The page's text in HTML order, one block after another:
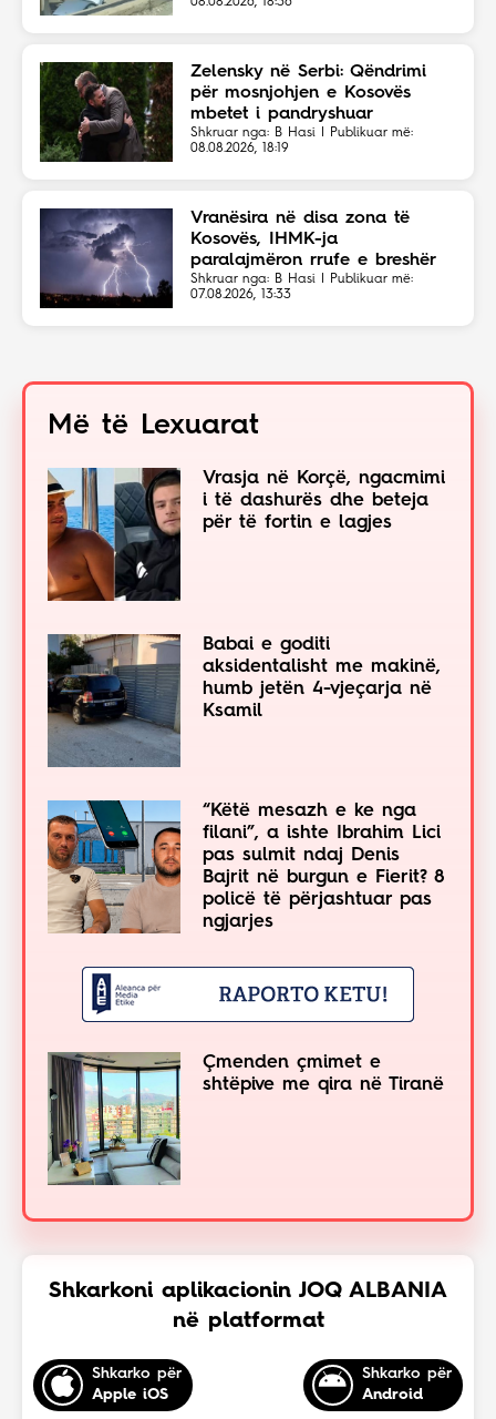
Zelensky në Serbi: Qëndrimi
për mosnjohjen e Kosovës
mbetet i pandryshuar
Shkruar nga: B Hasi | Publikuar më:
08.08.2026, 18:19
Vranësira në disa zona të
Kosovës, IHMK-ja
paralajmëron rrufe e breshër
Shkruar nga: B Hasi | Publikuar më:
07.08.2026, 13:33
Më të Lexuarat
Vrasja në Korçë, ngacmimi
i të dashurës dhe beteja
për të fortin e lagjes
Babai e goditi
aksidentalisht me makinë,
humb jetën 4-vjeçarja në
Ksamil
“Këtë mesazh e ke nga
filani”, a ishte Ibrahim Lici
pas sulmit ndaj Denis
Bajrit në burgun e Fierit? 8
policë të përjashtuar pas
ngjarjes
Çmenden çmimet e
shtëpive me qira në Tiranë
Shkarkoni aplikacionin JOQ ALBANIA
në platformat
Shkarko për
Apple iOS
Shkarko për
Android